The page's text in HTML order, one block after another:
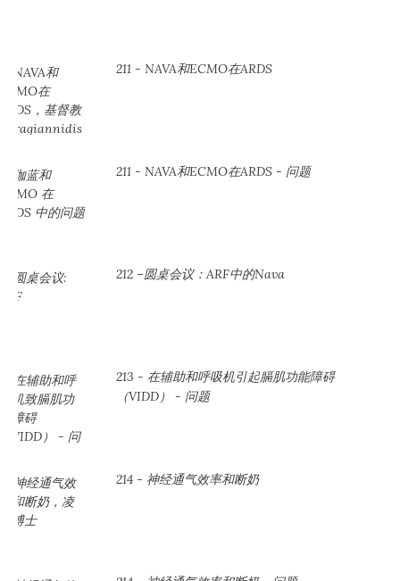
211 - NAVA和ECMO在ARDS
211 - NAVA和ECMO在ARDS - 问题
212 –圆桌会议：ARF中的Nava
213 - 在辅助和呼吸机引起膈肌功能障碍
（VIDD） - 问题
214 - 神经通气效率和断奶